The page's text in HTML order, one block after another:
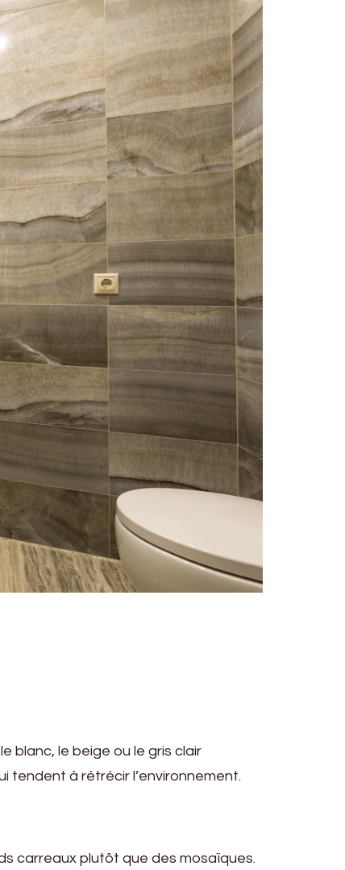
blanc, le beige ou le gris clair
tendent à rétrécir l’environnement.
carreaux plutôt que des mosaïques.